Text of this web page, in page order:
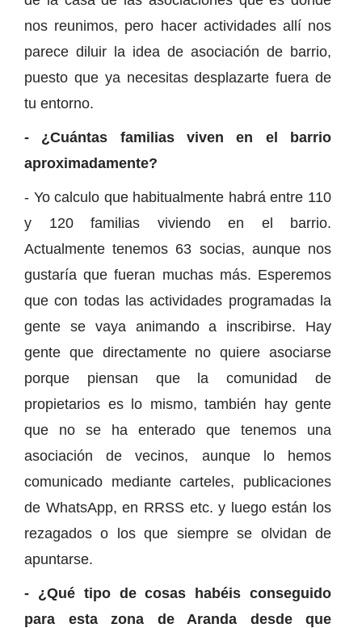
nos reunimos, pero hacer actividades allí nos
parece diluir la idea de asociación de barrio,
puesto que ya necesitas desplazarte fuera de
tu entorno.
- ¿Cuántas familias viven en el barrio
aproximadamente?
- Yo calculo que habitualmente habrá entre 110
y 120 familias viviendo en el barrio.
Actualmente tenemos 63 socias, aunque nos
gustaría que fueran muchas más. Esperemos
que con todas las actividades programadas la
gente se vaya animando a inscribirse. Hay
gente que directamente no quiere asociarse
porque piensan que la comunidad de
propietarios es lo mismo, también hay gente
que no se ha enterado que tenemos una
asociación de vecinos, aunque lo hemos
comunicado mediante carteles, publicaciones
de WhatsApp, en RRSS etc. y luego están los
rezagados o los que siempre se olvidan de
apuntarse.
- ¿Qué tipo de cosas habéis conseguido
para esta zona de Aranda desde que